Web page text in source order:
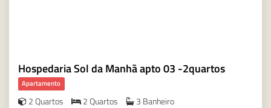
Hospedaria Sol da Manhã apto 03 -2quartos
Apartamento
2 Quartos 2 Quartos 3 Banheiro